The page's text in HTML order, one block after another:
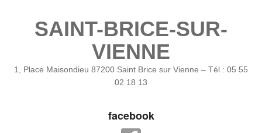
SAINT-BRICE-SUR-
VIENNE
1, Place Maisondieu 87200 Saint Brice sur Vienne – Tél : 05 55
02 18 13
facebook